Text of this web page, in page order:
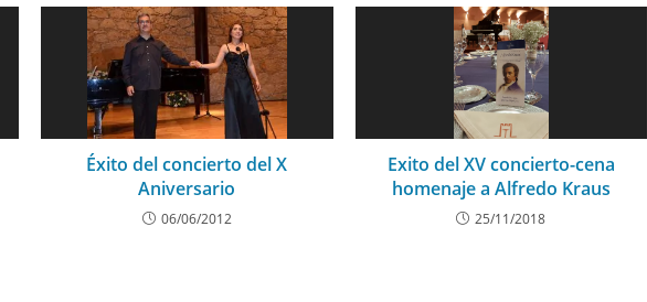
Éxito del concierto del X
Aniversario
06/06/2012
Exito del XV concierto-cena
homenaje a Alfredo Kraus
25/11/2018